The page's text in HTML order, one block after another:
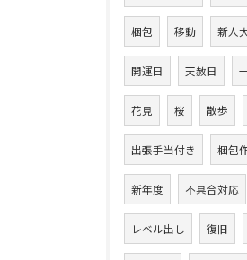
梱包 移動 新人
開運日 天赦日
花見 桜 散歩
出張手当付き 梱包
新年度 不具合対応
レベル出し 復旧